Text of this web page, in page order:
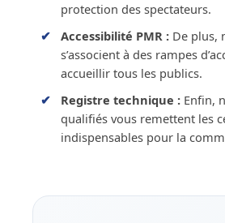
protection des spectateurs.
Accessibilité PMR : De plus,
s’associent à des rampes
accueillir tous les publics.
Registre technique : Enfin,
qualifiés vous remettent les
indispensables pour la